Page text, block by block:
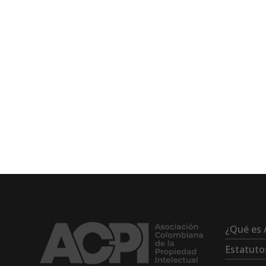
¿Qué es